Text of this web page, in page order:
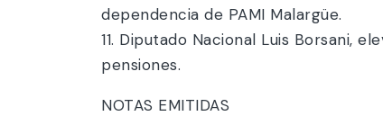
dependencia de PAMI Malargüe.
11. Diputado Nacional Luis Borsani,
pensiones.
NOTAS EMITIDAS